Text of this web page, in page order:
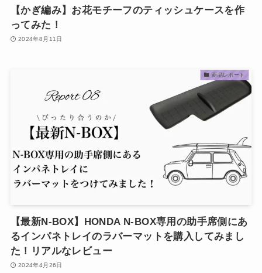
【かぎ編み】お花モチーフのティッシュケースを作
ってみた！
2024年8月11日
商品レポート
【最新N‐BOX】HONDA N-BOX専用の助手席側にあ
るインパネトレイのラバーマットを購入してみまし
た！リアルなレビュー
2024年4月26日